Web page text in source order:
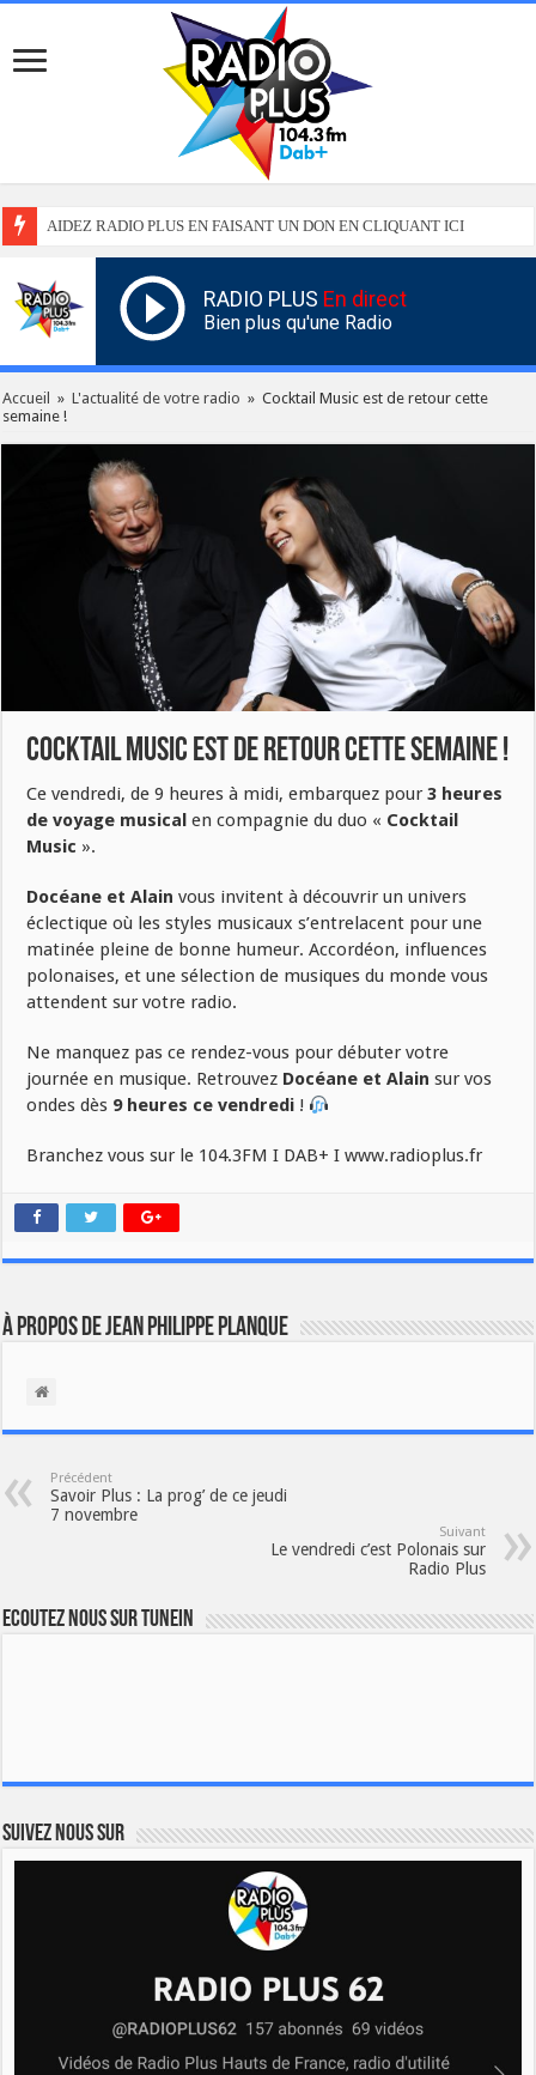
AIDEZ RADIO PLUS EN FAISANT UN DON EN CLIQUANT ICI
RADIO PLUS En direct
Bien plus qu'une Radio
Accueil » L'actualité de votre radio » Cocktail Music est de retour cette
semaine !
Cocktail Music est de retour cette semaine !
Ce vendredi, de 9 heures à midi, embarquez pour3 heures
de voyage musical en compagnie du duo « Cocktail
Music ».
Docéane et Alain vous invitent à découvrir un univers
éclectique où les styles musicaux s’entrelacent pour une
matinée pleine de bonne humeur. Accordéon, influences
polonaises, et une sélection de musiques du monde vous
attendent sur votre radio.
Ne manquez pas ce rendez-vous pour débuter votre
journée en musique. Retrouvez Docéane et Alain sur vos
ondes dès 9 heures ce vendredi !
Branchez vous sur le 104.3FM I DAB+ I www.radioplus.fr
À propos de Jean Philippe Planque
Précédent
Savoir Plus : La prog’ de ce jeudi
7 novembre
Suivant
Le vendredi c’est Polonais sur
Radio Plus
Ecoutez nous sur TuneIn
Suivez nous sur